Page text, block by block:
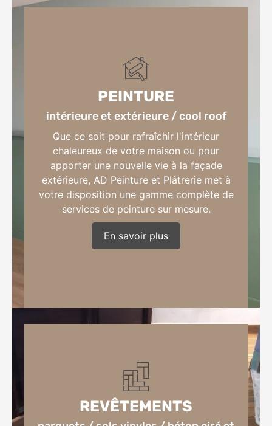
PEINTURE
intérieure et extérieure / cool roof
Que ce soit pour rafraîchir l'intérieur
chaleureux de votre maison ou pour
apporter une nouvelle vie à la façade
extérieure, AD Peinture et Plâtrerie met à
votre disposition une gamme complète de
services de peinture sur mesure.
En savoir plus
REVÊTEMENTS